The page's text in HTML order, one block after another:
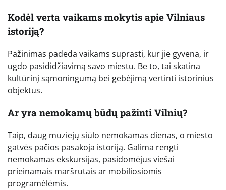
Kodėl verta vaikams mokytis apie Vilniaus
istoriją?
Pažinimas padeda vaikams suprasti, kur jie gyvena, ir
ugdo pasididžiavimą savo miestu. Be to, tai skatina
kultūrinį sąmoningumą bei gebėjimą vertinti istorinius
objektus.
Ar yra nemokamų būdų pažinti Vilnių?
Taip, daug muziejų siūlo nemokamas dienas, o miesto
gatvės pačios pasakoja istoriją. Galima rengti
nemokamas ekskursijas, pasidomėjus viešai
prieinamais maršrutais ar mobiliosiomis
programėlėmis.